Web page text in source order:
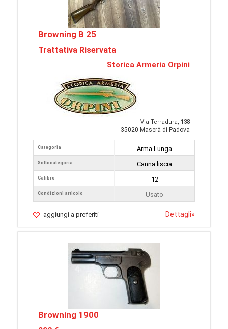
Browning B 25
Trattativa Riservata
Storica Armeria Orpini
Via Terradura, 138
35020 Maserà di Padova
Categoria
Sottocategoria
Calibro
Condizioni articolo
Arma Lunga
Canna liscia
12
Usato
aggiungi a preferiti Dettagli»
Browning 1900